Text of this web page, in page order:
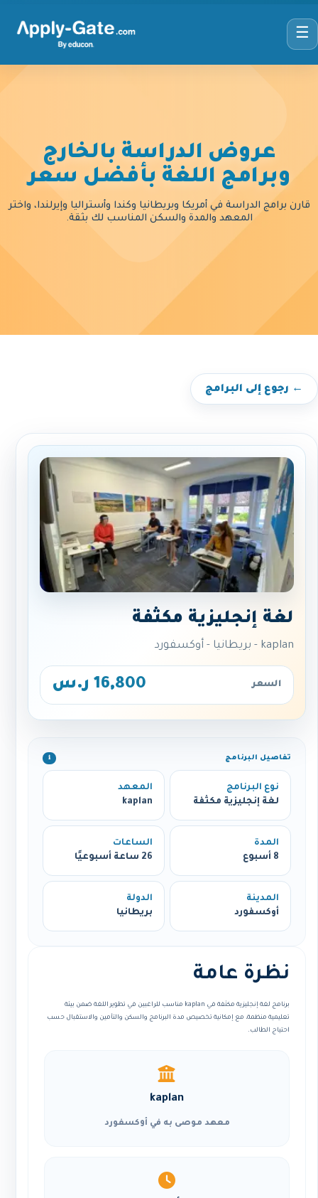
☰
عروض الدراسة بالخارج
وبرامج اللغة بأفضل سعر
قارن برامج الدراسة في أمريكا وبريطانيا وكندا وأستراليا وإيرلندا، واختر
المعهد والمدة والسكن المناسب لك بثقة.
← رجوع إلى البرامج
لغة إنجليزية مكثفة
kaplan - بريطانيا - أوكسفورد
السعر 16,800 ر.س
تفاصيل البرنامج ℹ️
نوع البرنامج
لغة إنجليزية مكثفة
المعهد
kaplan
المدة
8 أسبوع
الساعات
26 ساعة أسبوعيًا
المدينة
أوكسفورد
الدولة
بريطانيا
نظرة عامة
برنامج لغة إنجليزية مكثفة في kaplan مناسب للراغبين في تطوير اللغة ضمن بيئة
تعليمية منظمة، مع إمكانية تخصيص مدة البرنامج والسكن والتأمين والاستقبال حسب
احتياج الطالب.
kaplan
معهد موصى به في أوكسفورد